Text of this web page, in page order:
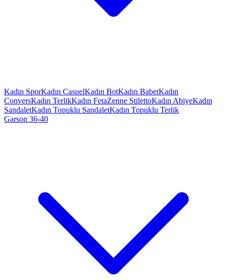
Kadın SporKadın CasuelKadın BotKadın BabetKadın
ConversKadın TerlikKadın FetaZenne StilettoKadın AbiyeKadın
SandaletKadın Topuklu SandaletKadın Topuklu Terlik
Garson 36-40